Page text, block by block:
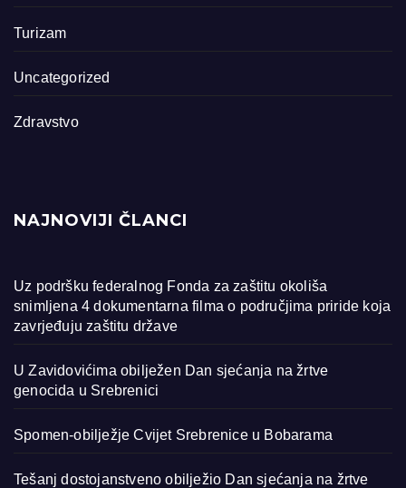
Turizam
Uncategorized
Zdravstvo
NAJNOVIJI ČLANCI
Uz podršku federalnog Fonda za zaštitu okoliša
snimljena 4 dokumentarna filma o područjima priride koja
zavrjeđuju zaštitu države
U Zavidovićima obilježen Dan sjećanja na žrtve
genocida u Srebrenici
Spomen-obilježje Cvijet Srebrenice u Bobarama
Tešanj dostojanstveno obilježio Dan sjećanja na žrtve